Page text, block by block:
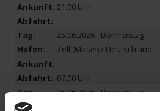
21.00 Uhr
25.06.2026 - Donnerstag
Zell (Mosel) / Deutschland
07.00 Uhr
25.06.2026 - Donnerstag